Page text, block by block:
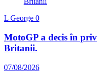
L George 0
MotoGP a decis în
Britanii.
07/08/2026